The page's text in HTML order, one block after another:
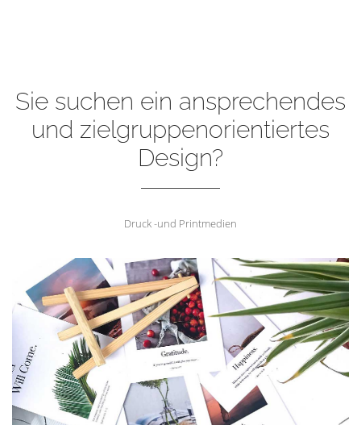
Sie suchen ein ansprechendes
und zielgruppenorientiertes
Design?
Druck -und Printmedien